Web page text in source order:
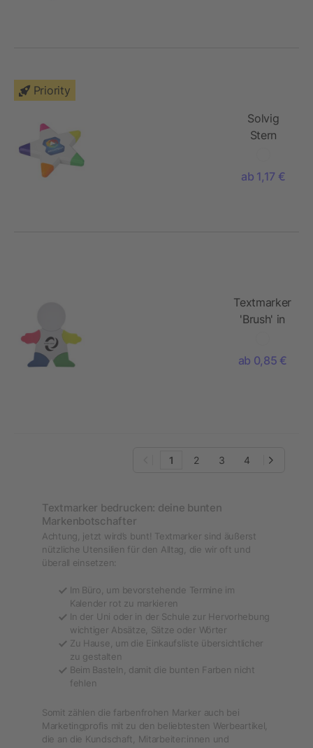
Priority
Solvig
Stern
ab 1,17 €
Textmarker
'Brush' in
Kunststoff
ab 0,85 €
1 2 3 4
Textmarker bedrucken: deine bunten
Markenbotschafter
Achtung, jetzt wird’s bunt! Textmarker sind äußerst
nützliche Utensilien für den Alltag, die wir oft und
überall einsetzen:
Im Büro, um bevorstehende Termine im
Kalender rot zu markieren
In der Uni oder in der Schule zur Hervorhebung
wichtiger Absätze, Sätze oder Wörter
Zu Hause, um die Einkaufsliste übersichtlicher
zu gestalten
Beim Basteln, damit die bunten Farben nicht
fehlen
Somit zählen die farbenfrohen Marker auch bei
Marketingprofis mit zu den beliebtesten Werbeartikel,
die an die Kundschaft, Mitarbeiter:innen und